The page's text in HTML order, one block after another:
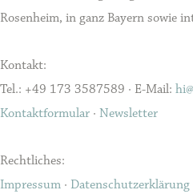
Rosenheim, in ganz Bayern sowie
Kontakt:
Tel.: +49 173 3587589 · E-Mail:
Kontaktformular · Newsletter
Rechtliches:
Impressum · Datenschutzerklärung